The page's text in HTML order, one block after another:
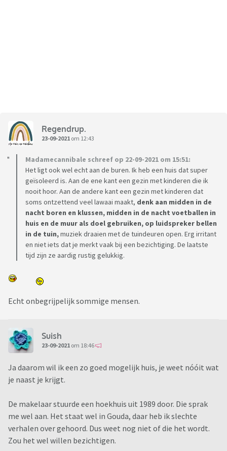
Regendrup.
23-09-2021 om 12:43
Madamecannibale schreef op 22-09-2021 om 15:51:
Het ligt ook wel echt aan de buren. Ik heb een huis dat super
geïsoleerd is. Aan de ene kant een gezin met kinderen die ik
nooit hoor. Aan de andere kant een gezin met kinderen dat
soms ontzettend veel lawaai maakt, denk aan midden in de
nacht boren en klussen, midden in de nacht voetballen in
huis en de muur als doel gebruiken, op luidspreker bellen
in de tuin,muziek draaien met de tuindeuren open. Erg irritant
en niet iets dat je merkt vaak bij een bezichtiging. De laatste
tijd zijn ze aardig rustig gelukkig.
Echt onbegrijpelijk sommige mensen.
Suish
23-09-2021 om 18:46
Ja daarom wil ik een zo goed mogelijk huis, je weet nóóit wat
je naast je krijgt.
De makelaar stuurde een hoekhuis uit 1989 door. Die sprak
me wel aan. Het staat wel in Gouda, daar heb ik slechte
verhalen over gehoord. Dus weet nog niet of die het wordt.
Zou het wel willen bezichtigen.